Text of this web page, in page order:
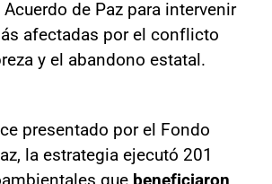
de Paz para intervenir
afectadas por el conflicto
y el abandono estatal.
presentado por el Fondo
la estrategia ejecutó 201
que beneficiaron